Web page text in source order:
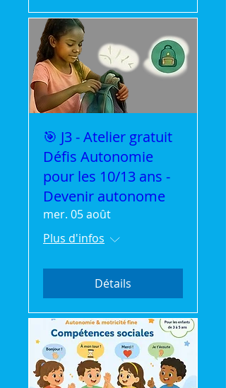
🎯 J3 - Atelier gratuit
Défis Autonomie
pour les 10/13 ans -
Devenir autonome
mer. 05 août
Plus d'infos
Détails